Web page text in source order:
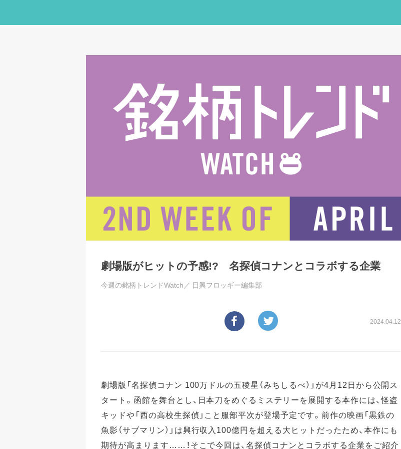
劇場版がヒットの予感!? 名探偵コナンとコラボする企業
今週の銘柄トレンドWatch／ 日興フロッギー編集部
2024.04.12
劇場版「名探偵コナン 100万ドルの五稜星（みちしるべ）」が4月12日から公開ス
タート。函館を舞台とし、日本刀をめぐるミステリーを展開する本作には、怪盗
キッドや「西の高校生探偵」こと服部平次が登場予定です。前作の映画「黒鉄の
魚影（サブマリン）」は興行収入100億円を超える大ヒットだったため、本作にも
期待が高まります……！そこで今回は、名探偵コナンとコラボする企業をご紹介